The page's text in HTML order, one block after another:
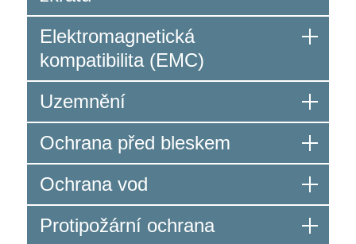
KONTAKT
Elektromagnetická
kompatibilita (EMC)
Uzemnění
Ochrana před bleskem
Ochrana vod
Protipožární ochrana